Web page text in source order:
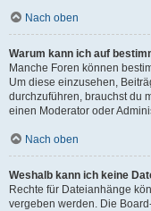
Nach oben
Warum kann ich auf
Manche Foren können
Um diese einzusehen,
durchzuführen, brauchst du
einen Moderator oder
Nach oben
Weshalb kann ich keine
Rechte für Dateianhänge
vergeben werden. Die